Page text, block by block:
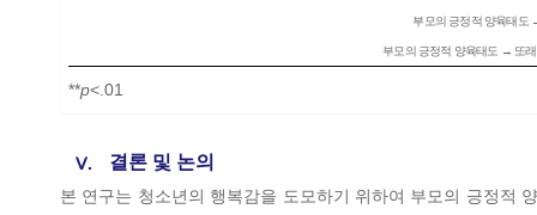
부모의 긍정적 양육태
부모의 긍정적 양육태도 → 또
**p<.01
Ⅴ. 결론 및 논의
본 연구는 청소년의 행복감을 도모하기 위하여 부모의 긍정적